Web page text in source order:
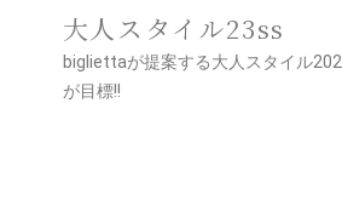
大人スタイル23ss
bigliettaが提案する大人スタイル
が目標!!